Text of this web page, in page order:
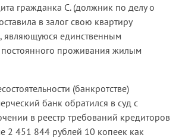
гражданка С. (должник по делу о
в залог свою квартиру
являющуюся единственным
проживания жилым
(банкротстве)
банк обратился в суд с
в реестр требований кредиторов
2 451 844 рублей 10 копеек как